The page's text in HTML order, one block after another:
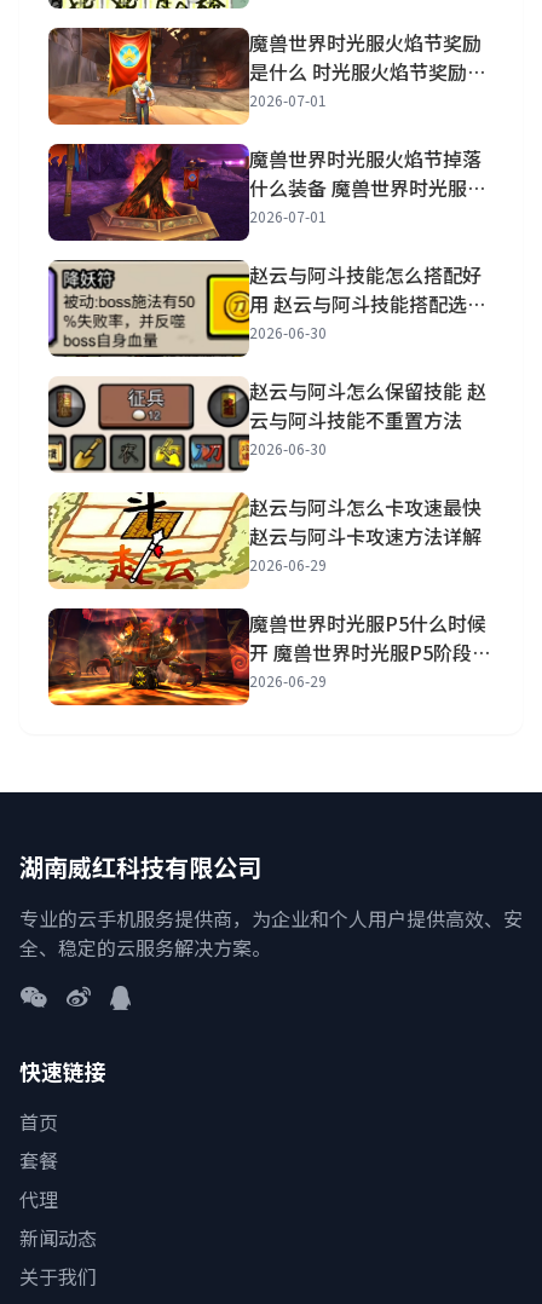
魔兽世界时光服火焰节奖励
是什么 时光服火焰节奖励一
览
2026-07-01
魔兽世界时光服火焰节掉落
什么装备 魔兽世界时光服火
焰节装备披风属性一览
2026-07-01
赵云与阿斗技能怎么搭配好
用 赵云与阿斗技能搭配选择
推荐
2026-06-30
赵云与阿斗怎么保留技能 赵
云与阿斗技能不重置方法
2026-06-30
赵云与阿斗怎么卡攻速最快
赵云与阿斗卡攻速方法详解
2026-06-29
魔兽世界时光服P5什么时候
开 魔兽世界时光服P5阶段开
放时间一览
2026-06-29
湖南威红科技有限公司
专业的云手机服务提供商，为企业和个人用户提供高效、安
全、稳定的云服务解决方案。
快速链接
首页
套餐
代理
新闻动态
关于我们